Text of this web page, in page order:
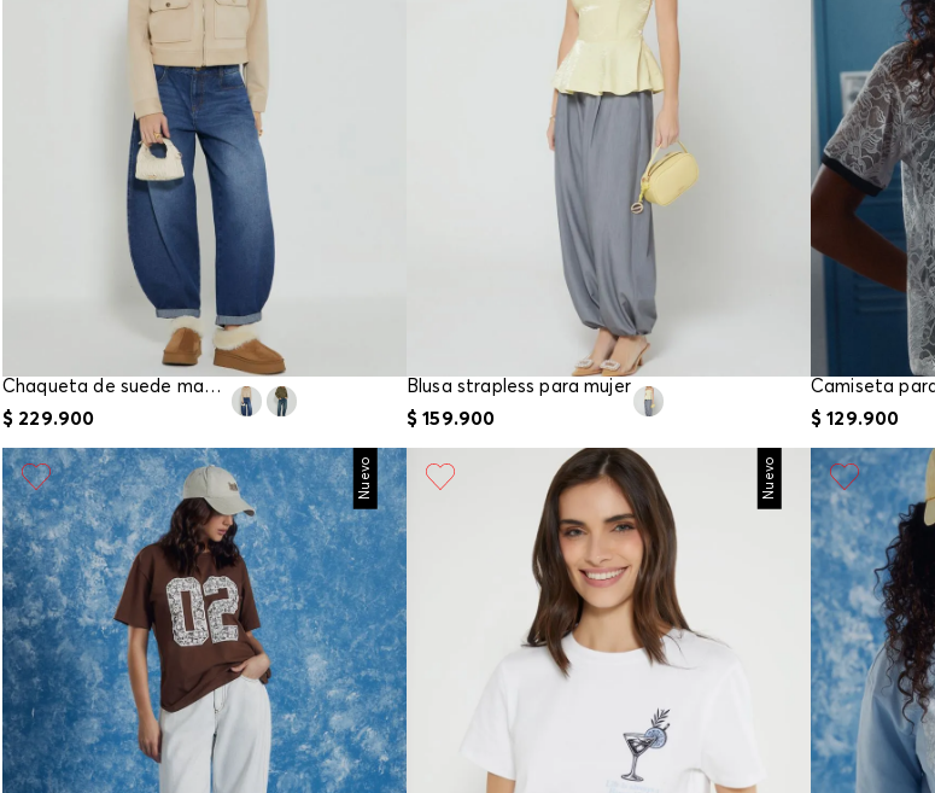
Chaqueta de suede manga larga
$ 229.900
Blusa strapless para mujer
$ 159.900 $ 129.900
Nuevo Nuevo